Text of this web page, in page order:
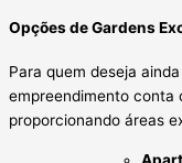
Opções de Gardens
Para quem deseja
empreendimento conta
proporcionando áreas